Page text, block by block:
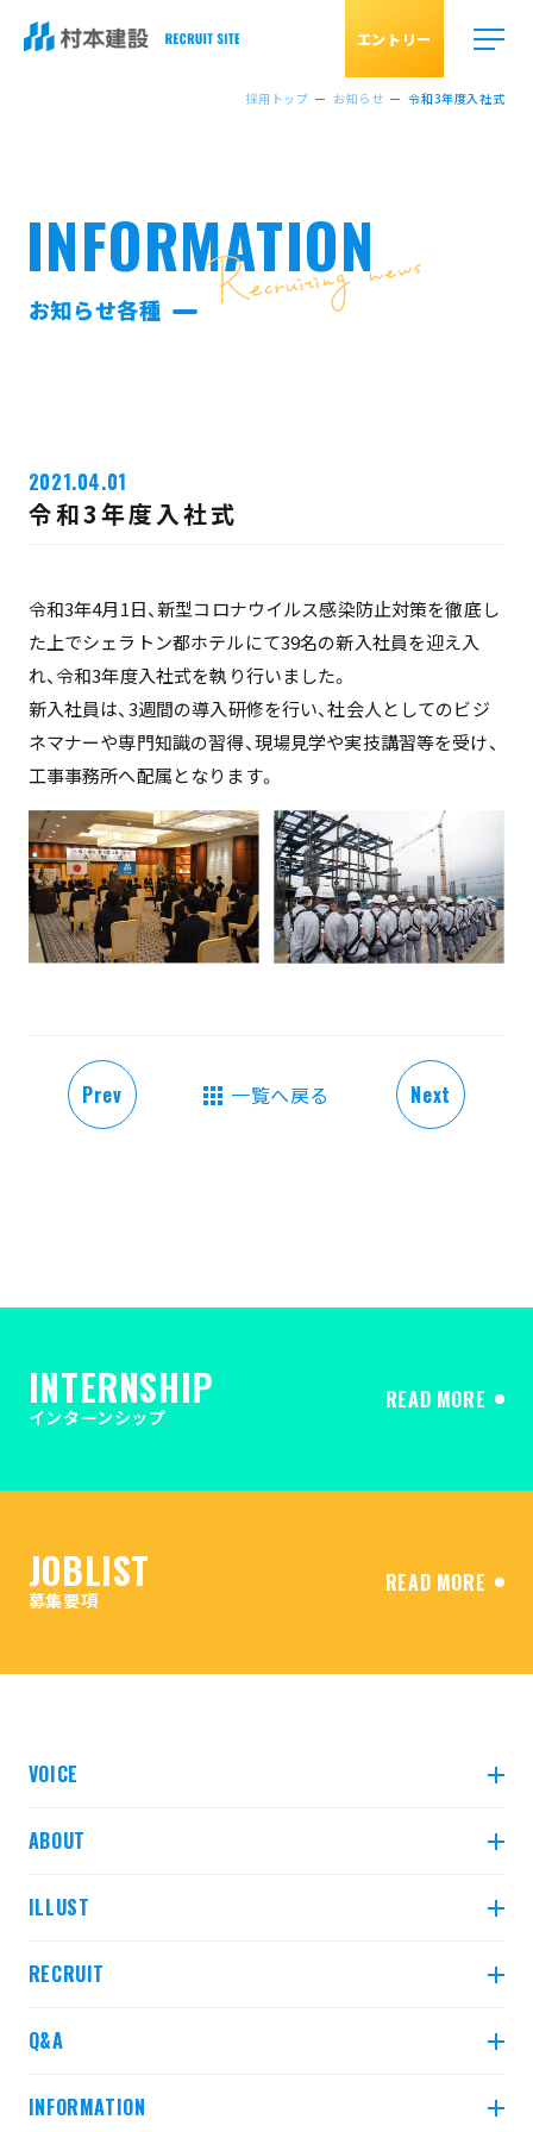
エントリー
採用トップ お知らせ 令和3年度入社式
INFORMATION
お知らせ各種
2021.04.01
令和3年度入社式
令和3年4月1日、新型コロナウイルス感染防止対策を徹底し
た上でシェラトン都ホテルにて39名の新入社員を迎え入
れ、令和3年度入社式を執り行いました。
新入社員は、3週間の導入研修を行い、社会人としてのビジ
ネマナーや専門知識の習得、現場見学や実技講習等を受け、
工事事務所へ配属となります。
Prev 一覧へ戻る Next
INTERNSHIP
インターンシップ
READ MORE
JOBLIST
募集要項
READ MORE
VOICE
クロストーク3選
ABOUT
比べてみよう！ 建築 3年目と7年目
ILLUST
建設業界の職種とは？
RECRUIT
インターンシップ
Q&A
INFORMATION